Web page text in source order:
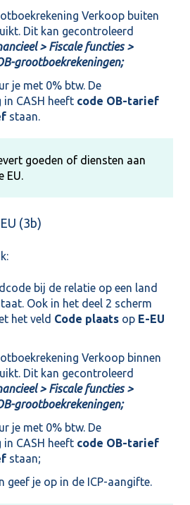
Verkoop buiten
Dit kan gecontroleerd
> Fiscale functies >
grootboekrekeningen;
je met 0% btw. De
CASH heeft code OB-tarief
staan.
goeden of diensten aan
EU.
(3b)
bij de relatie op een land
Ook in het deel 2 scherm
het veld Code plaats op E-EU
Verkoop binnen
Dit kan gecontroleerd
> Fiscale functies >
grootboekrekeningen;
je met 0% btw. De
CASH heeft code OB-tarief
staan;
geef je op in de ICP-aangifte.